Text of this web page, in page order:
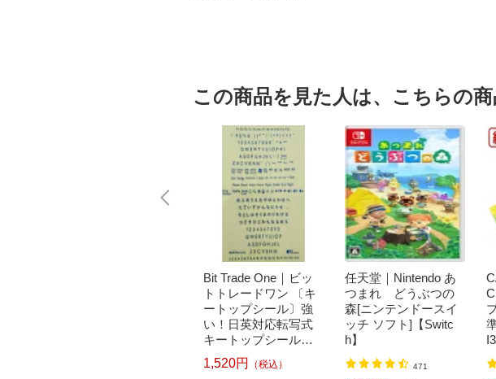
この商品を見た人は、こちらの商
Bit Trade One｜ビッ
トトレードワン 〔キ
ートップシール〕強
い！日英対応転写式
キートップシールセ
ット ブルー DYKTSB
L
1,520円 （税込）
任天堂｜Nintendo あ
つまれ どうぶつの
森[ニンテンドースイ
ッチ ソフト]【Switc
h】
471